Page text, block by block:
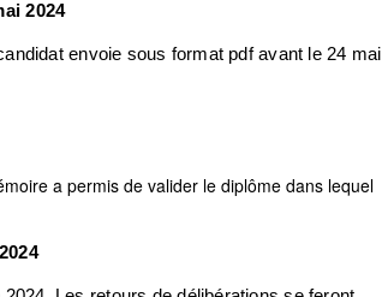
2024
envoie sous format pdf avant le 24 mai
a permis de valider le diplôme dans lequel